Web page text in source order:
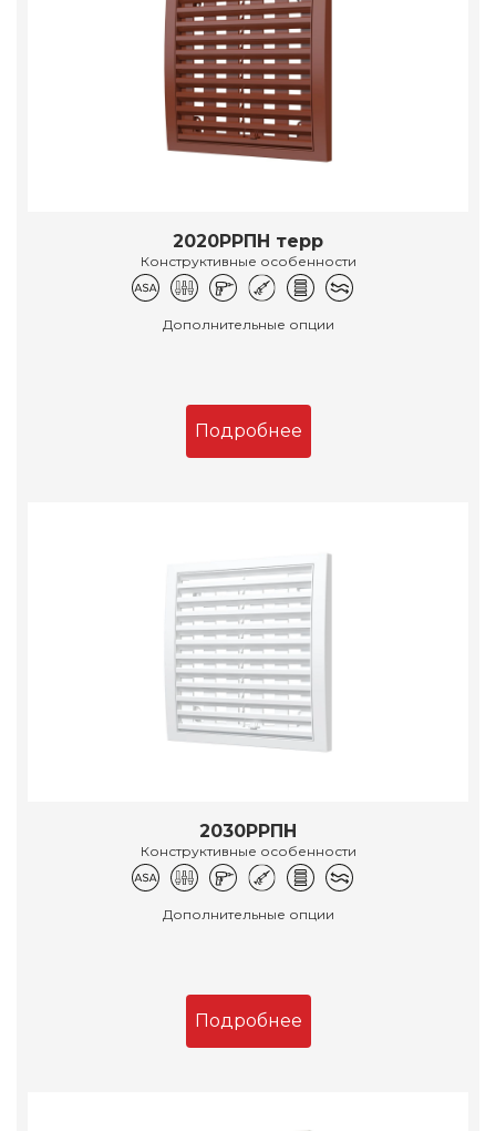
2020РРПН терр
Конструктивные особенности
Дополнительные опции
Подробнее
2030РРПН
Конструктивные особенности
Дополнительные опции
Подробнее